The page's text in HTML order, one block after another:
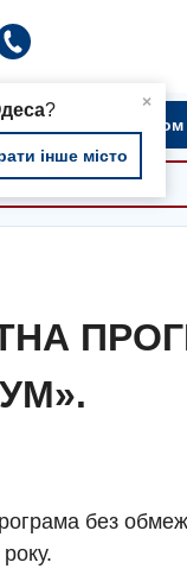
×
?
інше місто
Записатися на прийом
Консультації -30%
без